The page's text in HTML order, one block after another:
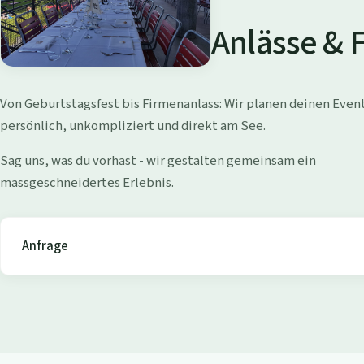
d
i
W
o
l
l
i
s
Anlässe &
Von Geburtstagsfest bis Firmenanlass: Wir planen deinen
persönlich, unkompliziert und direkt am See.
Sag uns, was du vorhast - wir gestalten gemeinsam ein
massgeschneidertes Erlebnis.
Anfrage